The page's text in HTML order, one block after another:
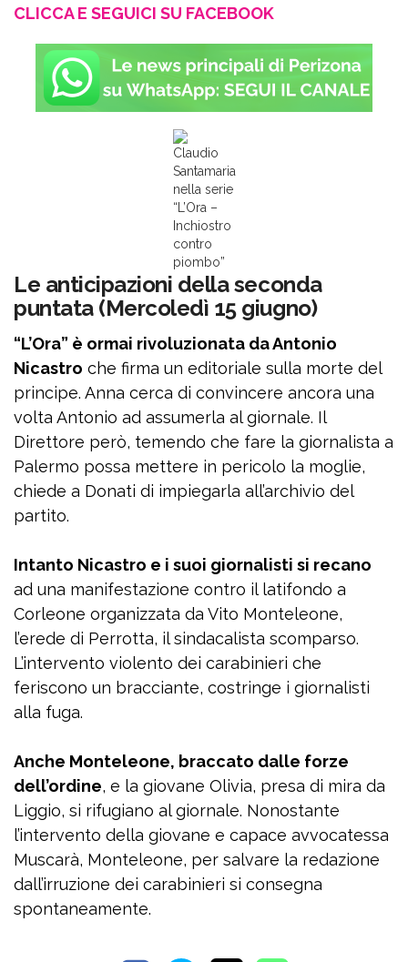
CLICCA E SEGUICI SU FACEBOOK
Claudio
Santamaria
nella serie
“L’Ora –
Inchiostro
contro
piombo”
Le anticipazioni della seconda
puntata (Mercoledì 15 giugno)
“L’Ora” è ormai rivoluzionata da Antonio
Nicastro che firma un editoriale sulla morte del
principe. Anna cerca di convincere ancora una
volta Antonio ad assumerla al giornale. Il
Direttore però, temendo che fare la giornalista a
Palermo possa mettere in pericolo la moglie,
chiede a Donati di impiegarla all’archivio del
partito.
Intanto Nicastro e i suoi giornalisti si recano
ad una manifestazione contro il latifondo a
Corleone organizzata da Vito Monteleone,
l’erede di Perrotta, il sindacalista scomparso.
L’intervento violento dei carabinieri che
feriscono un bracciante, costringe i giornalisti
alla fuga.
Anche Monteleone, braccato dalle forze
dell’ordine, e la giovane Olivia, presa di mira da
Liggio, si rifugiano al giornale. Nonostante
l’intervento della giovane e capace avvocatessa
Muscarà, Monteleone, per salvare la redazione
dall’irruzione dei carabinieri si consegna
spontaneamente.